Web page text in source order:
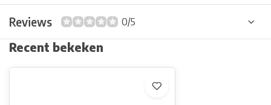
Reviews 0/5
Recent bekeken